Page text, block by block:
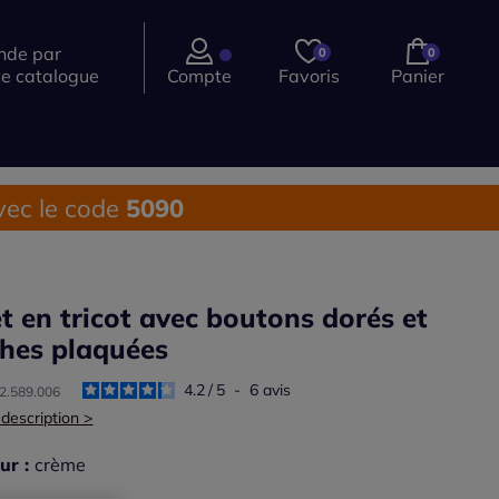
par
catalogue
Compte
0
Favoris
0
Panier
le code 5090
en tricot avec boutons dorés et
plaquées
4.2/ 5 - 6avis
>
: crème